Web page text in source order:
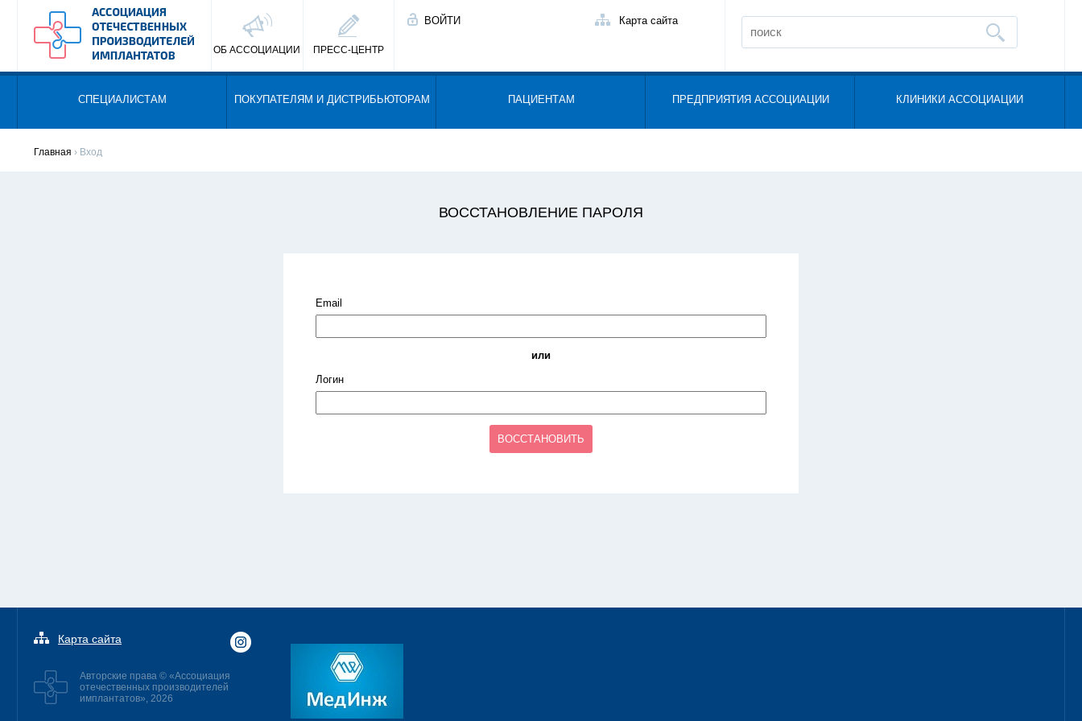
ОБ АССОЦИАЦИИ ПРЕСС-ЦЕНТР
ВОЙТИ Карта сайта
СПЕЦИАЛИСТАМ ПОКУПАТЕЛЯМ И ДИСТРИБЬЮТОРАМ ПАЦИЕНТАМ ПРЕДПРИЯТИЯ АССОЦИАЦИИ КЛИНИКИ АССОЦИАЦИИ
Главная › Вход
ВОССТАНОВЛЕНИЕ ПАРОЛЯ
Email
или
Логин
ВОССТАНОВИТЬ
Карта сайта
Авторские права © «Ассоциация
отечественных производителей
имплантатов», 2026